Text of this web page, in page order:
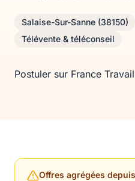
Salaise-Sur-Sanne (38150)
Télévente & téléconseil
Postuler sur France
Offres agrégées